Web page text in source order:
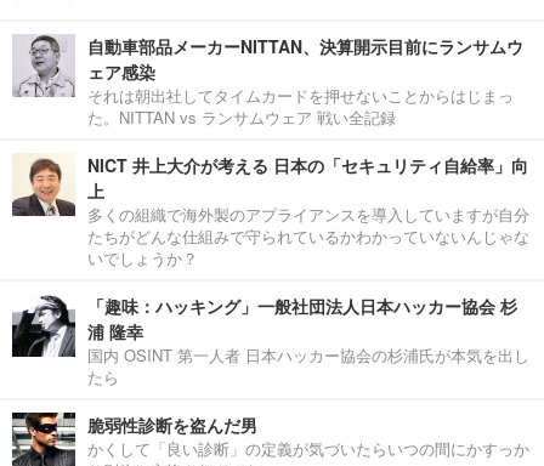
自動車部品メーカーNITTAN、決算開示目前にランサムウ
ェア感染
それは朝出社してタイムカードを押せないことからはじまっ
た。NITTAN vs ランサムウェア 戦い全記録
NICT 井上大介が考える 日本の「セキュリティ自給率」向
上
多くの組織で海外製のアプライアンスを導入していますが自分
たちがどんな仕組みで守られているかわかっていないんじゃな
いでしょうか？
「趣味：ハッキング」一般社団法人日本ハッカー協会 杉
浦 隆幸
国内 OSINT 第一人者 日本ハッカー協会の杉浦氏が本気を出し
たら
脆弱性診断を盗んだ男
かくして「良い診断」の定義が気づいたらいつの間にかすっか